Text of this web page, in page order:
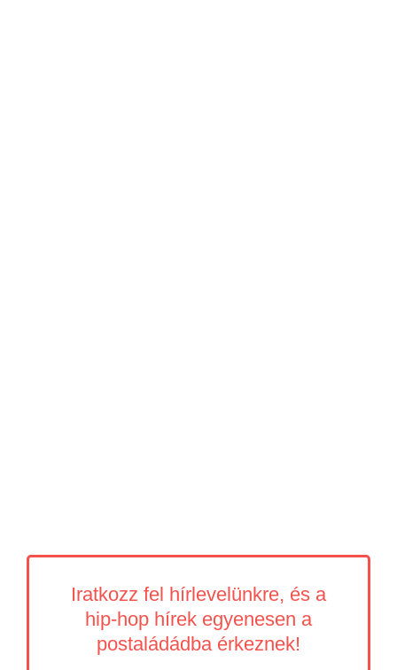
Iratkozz fel hírlevelünkre, és a
hip-hop hírek egyenesen a
postaládádba érkeznek!